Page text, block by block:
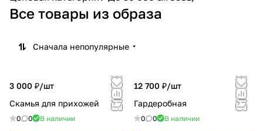
Все товары из образа
Сначала непопулярные
3 000 ₽/шт
Скамья для прихожей
0 0 В наличии
12 700 ₽/шт
Гардеробная
0 0 В наличии